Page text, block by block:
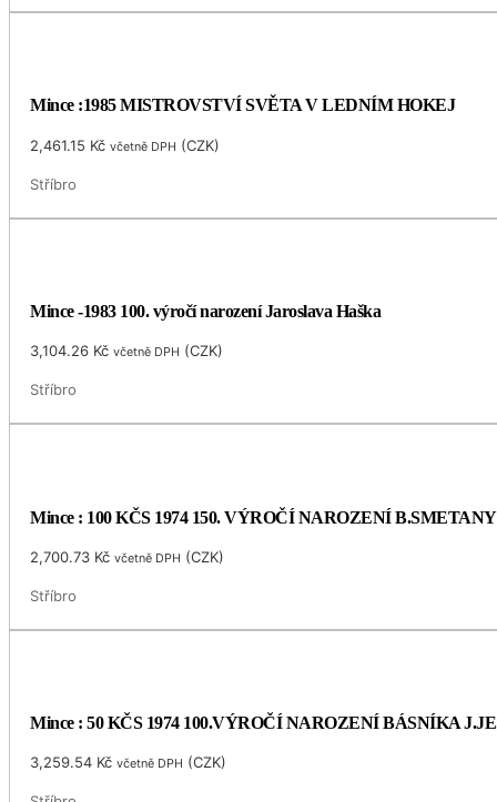
Mince :1985 MISTROVSTVÍ SVĚTA V LEDNÍM HOKEJ
2,461.15 Kč včetně DPH (CZK)
Stříbro
Mince -1983 100. výročí narození Jaroslava Haška
3,104.26 Kč včetně DPH (CZK)
Stříbro
Mince : 100 KČS 1974 150. VÝROČÍ NAROZENÍ B.SMETANY
2,700.73 Kč včetně DPH (CZK)
Stříbro
Mince : 50 KČS 1974 100.VÝROČÍ NAROZENÍ BÁSNÍKA
3,259.54 Kč včetně DPH (CZK)